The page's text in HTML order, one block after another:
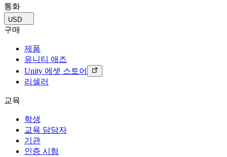
매장 및 D2C 전반에 걸쳐 IAP 관리하세요.
수익화
Unity로 광고하세요
활용 부문
모바일 게임
Unity로 모바일 히트작을 제작하고 성장시키세요.
인디 게임
소규모 팀으로 대작 게임을 출시하세요.
XR 게임
데모, 샘플 및 빌딩 블록
모든 리소스
새로운 기능
블로그
업데이트, 정보, 기술 팁
뉴스
교육 효율 극대화
교육 라이선스
자격증
Unity 숙련도를 입증하세요
통화
USD
구매
제품
유니티 애즈
Unity 에셋 스토어
리셀러
교육
학생
교육 담당자
기관
인증 시험